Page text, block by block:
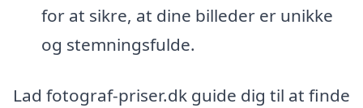
for at sikre, at dine billeder er unikke
og stemningsfulde.
Lad fotograf-priser.dk guide dig til at finde